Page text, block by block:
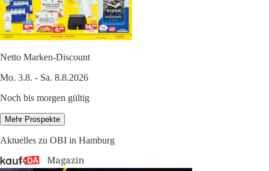
Netto Marken-Discount
Mo. 3.8. - Sa. 8.8.2026
Noch bis morgen gültig
Mehr Prospekte
Aktuelles zu OBI in Hamburg